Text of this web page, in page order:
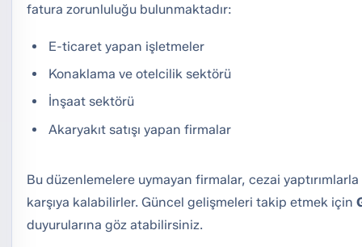
fatura zorunluluğu bulunmaktadır:
E-ticaret yapan işletmeler
Konaklama ve otelcilik sektörü
İnşaat sektörü
Akaryakıt satışı yapan firmalar
Bu düzenlemelere uymayan firmalar, cezai yaptırımlarla
karşıya kalabilirler. Güncel gelişmeleri takip etmek için
duyurularına göz atabilirsiniz.